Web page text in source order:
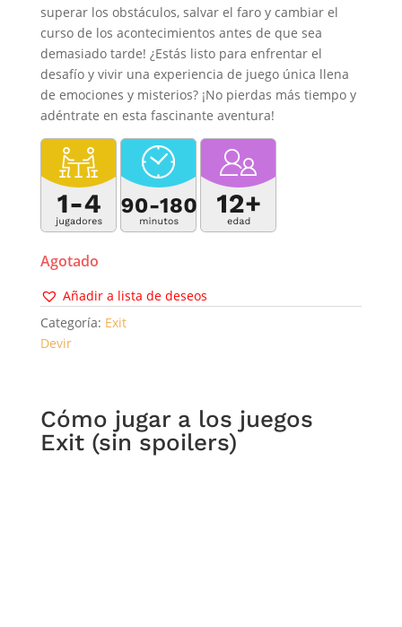
superar los obstáculos, salvar el faro y cambiar el
curso de los acontecimientos antes de que sea
demasiado tarde! ¿Estás listo para enfrentar el
desafío y vivir una experiencia de juego única llena
de emociones y misterios? ¡No pierdas más tiempo y
adéntrate en esta fascinante aventura!
Agotado
Añadir a lista de deseos
Categoría: Exit
Devir
Cómo jugar a los juegos
Exit (sin spoilers)